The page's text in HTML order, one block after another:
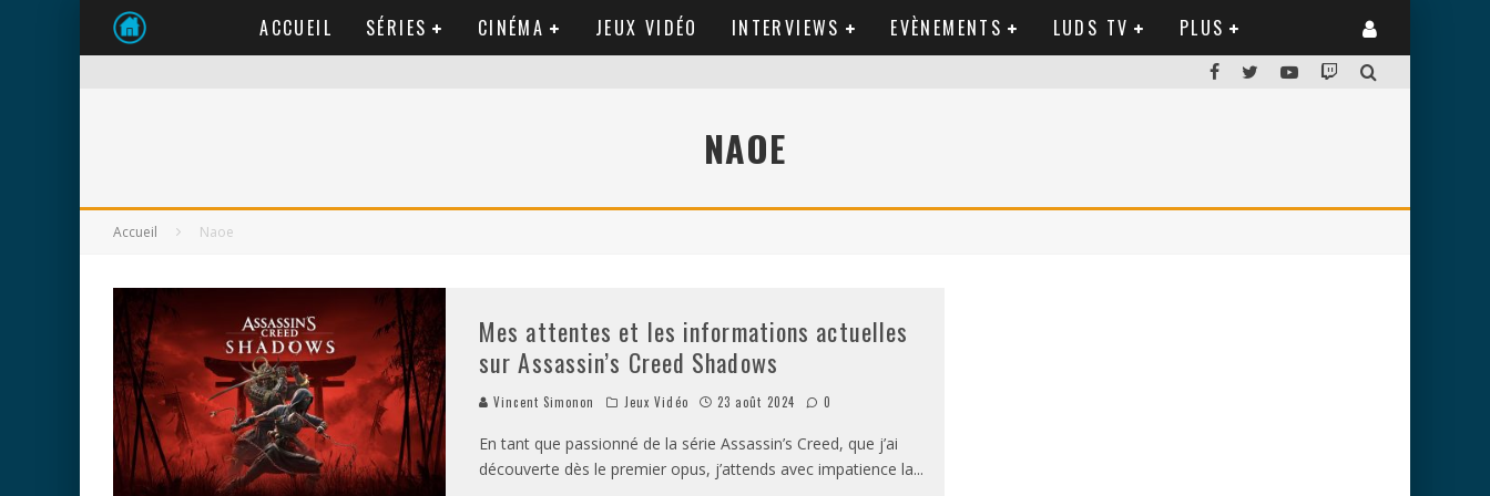
ACCUEIL SÉRIES CINÉMA JEUX VIDÉO INTERVIEWS EVÈNEMENTS LUDS TV PLUS
NAOE
Accueil Naoe
Mes attentes et les informations actuelles
sur Assassin’s Creed Shadows
Vincent Simonon Jeux Vidéo 23 août 2024 0
En tant que passionné de la série Assassin’s Creed, que j’ai
découverte dès le premier opus, j’attends avec impatience la...